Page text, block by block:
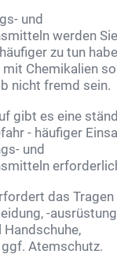
und
werden
zu tun
mit Chemikalien
nicht fremd sein.
gibt es eine
- häufiger
und
das Tragen
-
Atemschutz.